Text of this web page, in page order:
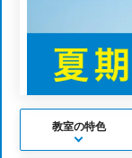
教室の特色